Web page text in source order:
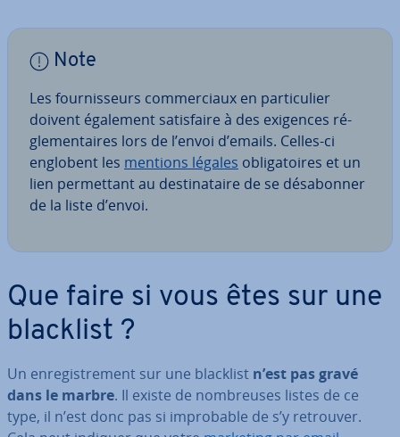
Note
Les four­nis­seurs com­mer­ciaux en par­ti­cu­lier
doivent également sa­tis­faire à des exigences ré­
gle­men­taires lors de l’envoi d’emails. Celles-ci
englobent les mentions légales obli­ga­toires et un
lien per­met­tant au des­ti­na­taire de se dé­sa­bon­ner
de la liste d’envoi.
Que faire si vous êtes sur une
blacklist ?
Un en­re­gis­tre­ment sur une blacklist n’est pas gravé
dans le marbre. Il existe de nom­breuses listes de ce
type, il n’est donc pas si im­pro­bable de s’y retrouver.